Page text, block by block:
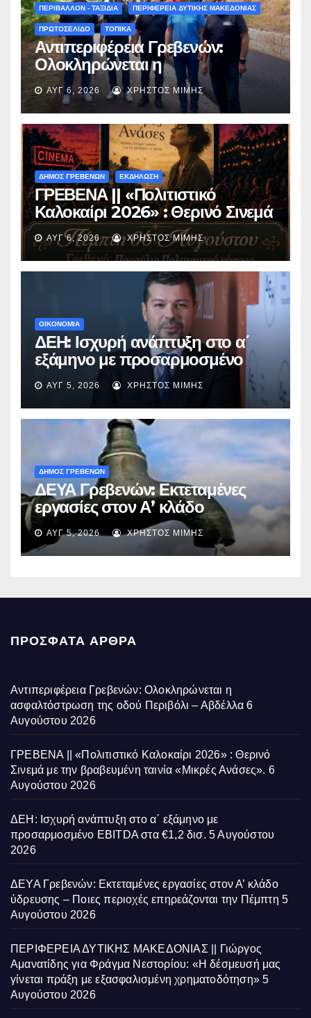
ΠΕΡΙΒΑΛΛΟΝ - ΤΑΞΙΔΙΑ ΠΕΡΙΦΕΡΕΙΑ ΔΥΤΙΚΗΣ ΜΑΚΕΔΟΝΙΑΣ
ΠΡΩΤΟΣΕΛΙΔΟ ΤΟΠΙΚΑ
Αντιπεριφέρεια Γρεβενών:
Ολοκληρώνεται η
ασφαλτόστρωση της οδού
Περιβόλι – Αβδέλλα
ΑΥΓ 6, 2026 ΧΡΉΣΤΟΣ ΜΊΜΗΣ
ΔΗΜΟΣ ΓΡΕΒΕΝΩΝ ΕΚΔΗΛΩΣΗ
ΓΡΕΒΕΝΑ || «Πολιτιστικό
Καλοκαίρι 2026» : Θερινό Σινεμά
με την βραβευμένη ταινία
«Μικρές Ανάσες».
ΑΥΓ 6, 2026 ΧΡΉΣΤΟΣ ΜΊΜΗΣ
ΟΙΚΟΝΟΜΙΑ
ΔΕΗ: Ισχυρή ανάπτυξη στο α΄
εξάμηνο με προσαρμοσμένο
EBITDA στα €1,2 δισ.
ΑΥΓ 5, 2026 ΧΡΉΣΤΟΣ ΜΊΜΗΣ
ΔΗΜΟΣ ΓΡΕΒΕΝΩΝ
ΔΕΥΑ Γρεβενών: Εκτεταμένες
εργασίες στον Α’ κλάδο
ύδρευσης – Ποιες περιοχές
επηρεάζονται την Πέμπτη
ΑΥΓ 5, 2026 ΧΡΉΣΤΟΣ ΜΊΜΗΣ
ΠΡΌΣΦΑΤΑ ΆΡΘΡΑ
Αντιπεριφέρεια Γρεβενών: Ολοκληρώνεται η
ασφαλτόστρωση της οδού Περιβόλι – Αβδέλλα 6
Αυγούστου 2026
ΓΡΕΒΕΝΑ || «Πολιτιστικό Καλοκαίρι 2026» : Θερινό
Σινεμά με την βραβευμένη ταινία «Μικρές Ανάσες». 6
Αυγούστου 2026
ΔΕΗ: Ισχυρή ανάπτυξη στο α΄ εξάμηνο με
προσαρμοσμένο EBITDA στα €1,2 δισ. 5 Αυγούστου
2026
ΔΕΥΑ Γρεβενών: Εκτεταμένες εργασίες στον Α’ κλάδο
ύδρευσης – Ποιες περιοχές επηρεάζονται την Πέμπτη 5
Αυγούστου 2026
ΠΕΡΙΦΕΡΕΙΑ ΔΥΤΙΚΗΣ ΜΑΚΕΔΟΝΙΑΣ || Γιώργος
Αμανατίδης για Φράγμα Νεστορίου: «Η δέσμευσή μας
γίνεται πράξη με εξασφαλισμένη χρηματοδότηση» 5
Αυγούστου 2026